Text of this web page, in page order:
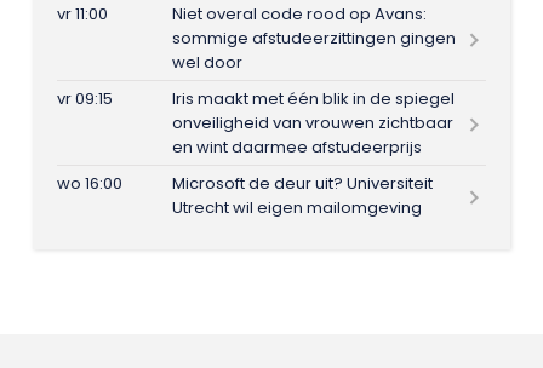
vr 11:00
Niet overal code rood op Avans:
sommige afstudeerzittingen gingen
wel door
vr 09:15
Iris maakt met één blik in de spiegel
onveiligheid van vrouwen zichtbaar
en wint daarmee afstudeerprijs
wo 16:00
Microsoft de deur uit? Universiteit
Utrecht wil eigen mailomgeving